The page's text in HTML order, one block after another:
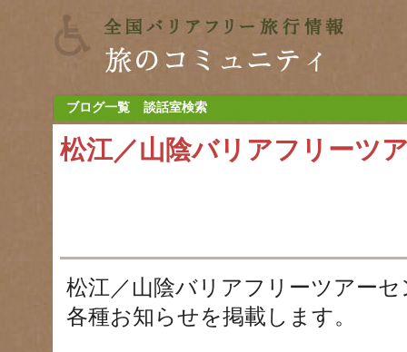
ブログ一覧 談話室検索
松江／山陰バリアフリーツ
松江／山陰バリアフリーツアー
各種お知らせを掲載します。